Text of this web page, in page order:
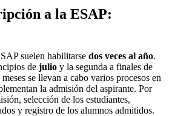
a la ESAP:
suelen habilitarse dos veces al año.
de julio y la segunda a finales de
se llevan a cabo varios procesos en
la admisión del aspirante. Por
selección de los estudiantes,
y registro de los alumnos admitidos.